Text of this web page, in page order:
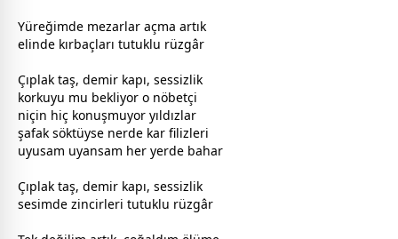
Yüreğimde mezarlar açma artık
elinde kırbaçları tutuklu rüzgâr
Çıplak taş, demir kapı, sessizlik
korkuyu mu bekliyor o nöbetçi
niçin hiç konuşmuyor yıldızlar
şafak söktüyse nerde kar filizleri
uyusam uyansam her yerde bahar
Çıplak taş, demir kapı, sessizlik
sesimde zincirleri tutuklu rüzgâr